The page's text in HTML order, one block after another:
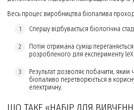
Весь процес виробництва біопалива
Спершу відбувається біологічна
Потім отримана суміш
розробленого для експерименту
Результат дозволяє побачити,
біопаливо перетворюється в
електричну.